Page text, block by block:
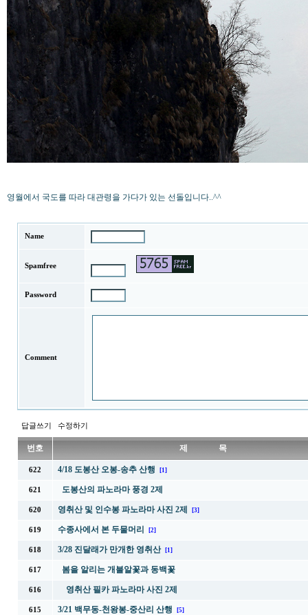
영월에서 국도를 따라 대관령을 가다가 있는 선돌입니다..^^
Name
Spamfree
Password
Comment
답글쓰기 수정하기
번호 제 목
622 4/18 도봉산 오봉-송추 산행 [1]
621 도봉산의 파노라마 풍경 2제
620 영취산 및 인수봉 파노라마 사진 2제 [3]
619 수종사에서 본 두물머리 [2]
618 3/28 진달래가 만개한 영취산 [1]
617 봄을 알리는 개불알꽃과 동백꽃
616 영취산 필카 파노라마 사진 2제
615 3/21 백무동-천왕봉-중산리 산행 [5]